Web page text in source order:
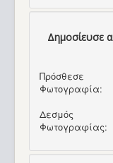
Δημοσίευσε
Πρόσθεσε
Φωτογραφία:
Δεσμός
Φωτογραφίας: